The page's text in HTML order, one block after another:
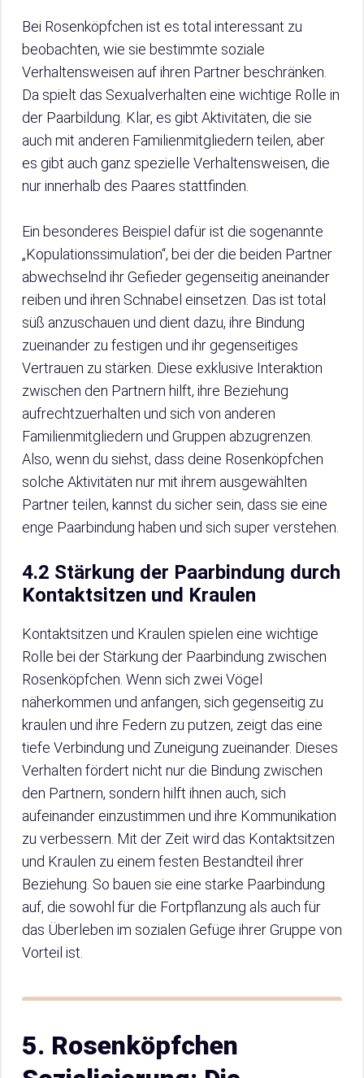
Bei Rosenköpfchen ist es total interessant zu
beobachten, wie sie bestimmte soziale
Verhaltensweisen auf ihren Partner beschränken.
Da spielt das Sexualverhalten eine wichtige Rolle in
der Paarbildung. Klar, es gibt Aktivitäten, die sie
auch mit anderen Familienmitgliedern teilen, aber
es gibt auch ganz spezielle Verhaltensweisen, die
nur innerhalb des Paares stattfinden.
Ein besonderes Beispiel dafür ist die sogenannte
„Kopulationssimulation“, bei der die beiden Partner
abwechselnd ihr Gefieder gegenseitig aneinander
reiben und ihren Schnabel einsetzen. Das ist total
süß anzuschauen und dient dazu, ihre Bindung
zueinander zu festigen und ihr gegenseitiges
Vertrauen zu stärken. Diese exklusive Interaktion
zwischen den Partnern hilft, ihre Beziehung
aufrechtzuerhalten und sich von anderen
Familienmitgliedern und Gruppen abzugrenzen.
Also, wenn du siehst, dass deine Rosenköpfchen
solche Aktivitäten nur mit ihrem ausgewählten
Partner teilen, kannst du sicher sein, dass sie eine
enge Paarbindung haben und sich super verstehen.
4.2 Stärkung der Paarbindung durch
Kontaktsitzen und Kraulen
Kontaktsitzen und Kraulen spielen eine wichtige
Rolle bei der Stärkung der Paarbindung zwischen
Rosenköpfchen. Wenn sich zwei Vögel
näherkommen und anfangen, sich gegenseitig zu
kraulen und ihre Federn zu putzen, zeigt das eine
tiefe Verbindung und Zuneigung zueinander. Dieses
Verhalten fördert nicht nur die Bindung zwischen
den Partnern, sondern hilft ihnen auch, sich
aufeinander einzustimmen und ihre Kommunikation
zu verbessern. Mit der Zeit wird das Kontaktsitzen
und Kraulen zu einem festen Bestandteil ihrer
Beziehung. So bauen sie eine starke Paarbindung
auf, die sowohl für die Fortpflanzung als auch für
das Überleben im sozialen Gefüge ihrer Gruppe von
Vorteil ist.
5. Rosenköpfchen